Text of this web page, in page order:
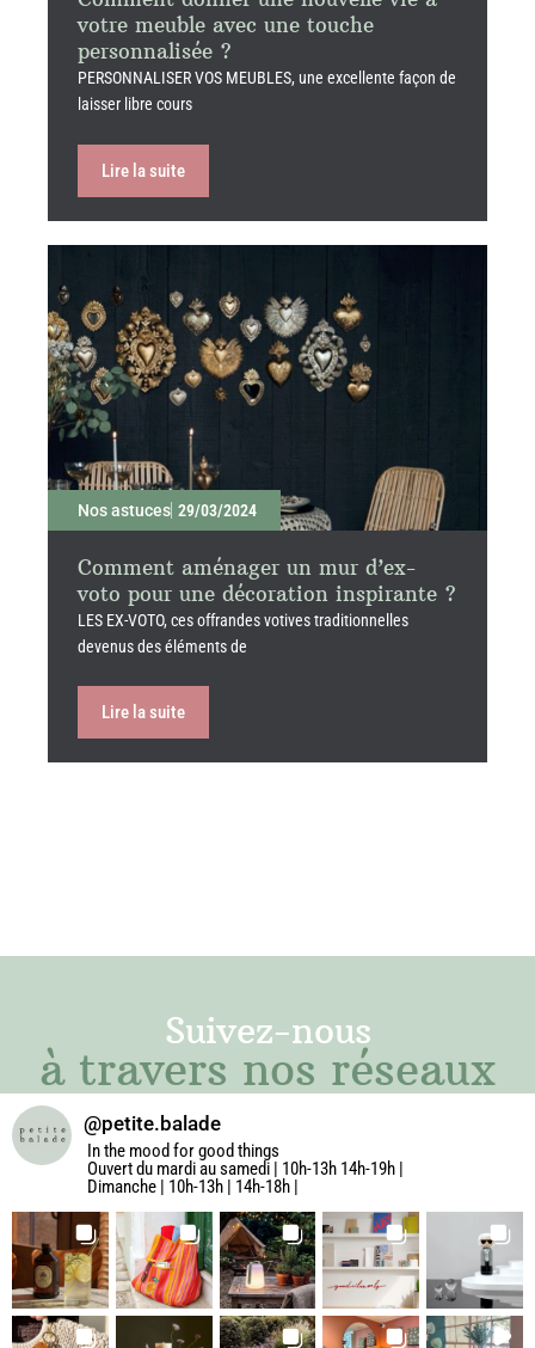
votre meuble avec une touche
personnalisée ?
PERSONNALISER VOS MEUBLES, une excellente façon de
laisser libre cours
Lire la suite
Nos astuces 29/03/2024
Comment aménager un mur d’ex-
voto pour une décoration inspirante ?
LES EX-VOTO, ces offrandes votives traditionnelles
devenus des éléments de
Lire la suite
Suivez-nous
à travers nos réseaux
@petite.balade
In the mood for good things
Ouvert du mardi au samedi | 10h-13h 14h-19h |
Dimanche | 10h-13h | 14h-18h |